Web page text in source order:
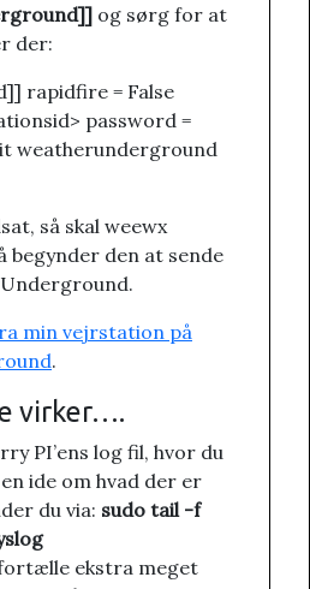
og sørg for at
der:
rapidfire = False
password =
weatherunderground
så skal weewx
begynder den at sende
min vejrstation på
.
virker….
PI’ens log fil, hvor du
ide om hvad der er
du via: sudo tail -f
ekstra meget